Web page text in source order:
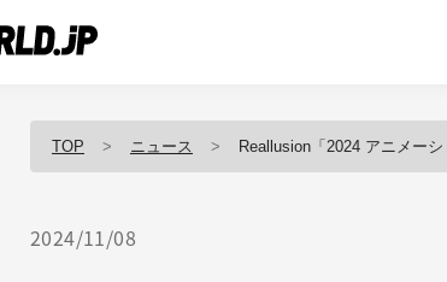
TOP ニュース Reallusion「2024 アニメーション・アット・
2024/11/08